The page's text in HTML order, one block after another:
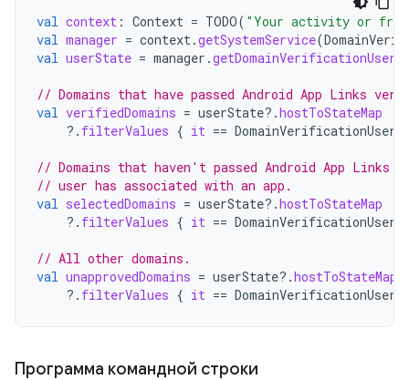
val context : Context = TODO( "Your activity or
val manager = context.getSystemService(
val userState = manager .
// Domains that have passed Android App Links
val verifiedDomains = userState?.hostToStateMap
?. filterValues { it ==
// Domains that haven't passed Android App
// user has associated with an app.
val selectedDomains = userState?.hostToStateMap
?. filterValues { it ==
// All other domains.
val unapprovedDomains = userState?.hostToStateMap
?. filterValues { it ==
Программа командной строки